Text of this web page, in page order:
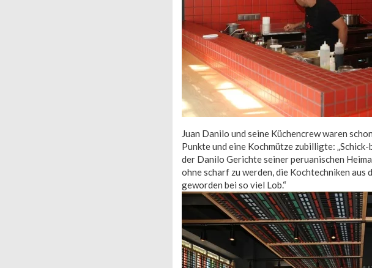
Juan Danilo und seine Küchencrew waren
Punkte und eine Kochmütze zubilligte:
der Danilo Gerichte seiner peruanischen
ohne scharf zu werden, die Kochtechniken
geworden bei so viel Lob.“